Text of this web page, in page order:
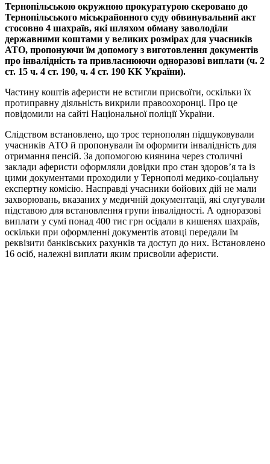
Тернопільською окружною прокуратурою скеровано до
Тернопільського міськрайонного суду обвинувальний акт
стосовно 4 шахраїв, які шляхом обману заволоділи
державними коштами у великих розмірах для учасників
АТО, пропонуючи їм допомогу з виготовлення документів
про інвалідність та привласнюючи одноразові виплати (ч. 2
ст. 15 ч. 4 ст. 190, ч. 4 ст. 190 КК України).
Частину коштів аферисти не встигли присвоїти, оскільки їх
протиправну діяльність викрили правоохоронці. Про це
повідомили на сайті Національної поліції України.
Слідством встановлено, що троє тернополян підшуковували
учасників АТО й пропонували їм оформити інвалідність для
отримання пенсій. За допомогою киянина через столичні
заклади аферисти оформляли довідки про стан здоров’я та із
цими документами проходили у Тернополі медико-соціальну
експертну комісію. Насправді учасники бойових дій не мали
захворювань, вказаних у медичній документації, які слугували
підставою для встановлення групи інвалідності. А одноразові
виплати у сумі понад 400 тис грн осідали в кишенях шахраїв,
оскільки при оформленні документів атовці передали їм
реквізити банківських рахунків та доступ до них. Встановлено
16 осіб, належні виплати яким присвоїли аферисти.